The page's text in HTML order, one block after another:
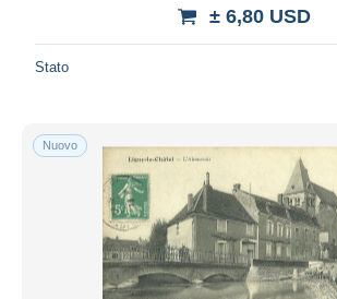
Residenza del venditore
Aggiorna
± 6,80 USD
Stato
Nuovo